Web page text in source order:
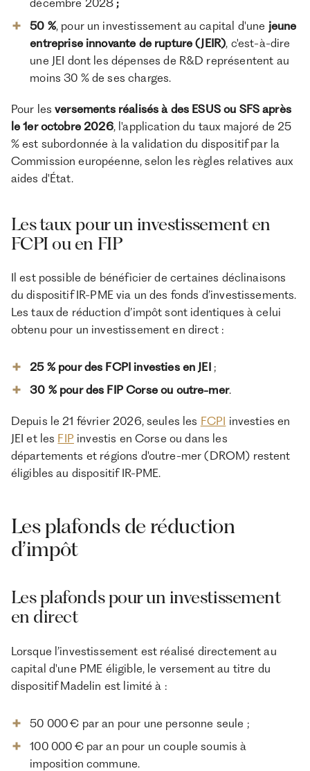
décembre 2028 ;
50 %, pour un investissement au capital d'une jeune
entreprise innovante de rupture (JEIR), c'est-à-dire
une JEI dont les dépenses de R&D représentent au
moins 30 % de ses charges.
Pour lesversements réalisés à des ESUS ou SFS après
le 1er octobre 2026, l'application du taux majoré de 25
% est subordonnée à la validation du dispositif par la
Commission européenne, selon les règles relatives aux
aides d'État.
Les taux pour un investissement en
FCPI ou en FIP
Il est possible de bénéficier de certaines déclinaisons
du dispositif IR-PME via un des fonds d’investissements.
Les taux de réduction d’impôt sont identiques à celui
obtenu pour un investissement en direct :
25 % pour des FCPI investies en JEI;
30 % pour des FIP Corse ou outre-mer.
Depuis le 21 février 2026, seules les FCPI investies en
JEI et les FIP investis en Corse ou dans les
départements et régions d'outre-mer (DROM) restent
éligibles au dispositif IR-PME.
Les plafonds de réduction
d’impôt
Les plafonds pour un investissement
en direct
Lorsque l’investissement est réalisé directement au
capital d'une PME éligible, le versement au titre du
dispositif Madelin est limité à :
50 000 € par an pour une personne seule ;
100 000 € par an pour un couple soumis à
imposition commune.